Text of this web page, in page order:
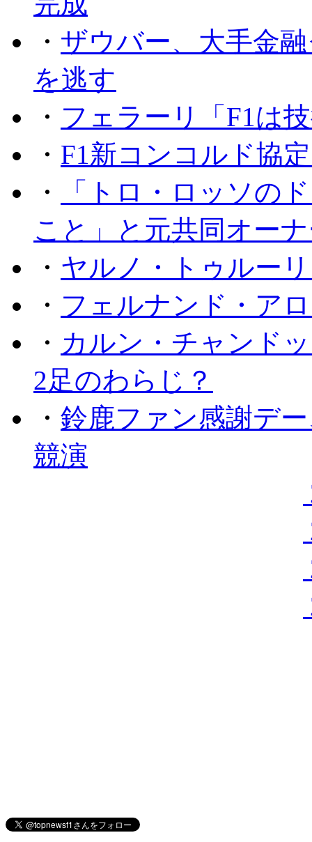
・ ザウバー、大手金
を逃す
・ フェラーリ「F1は
・ F1新コンコルド協
・
「トロ・ロッソの
こと」と元共同オー
・ ヤルノ・トゥルー
・ フェルナンド・ア
・ カルン・チャンド
2足のわらじ？
・ 鈴鹿ファン感謝デ
競演